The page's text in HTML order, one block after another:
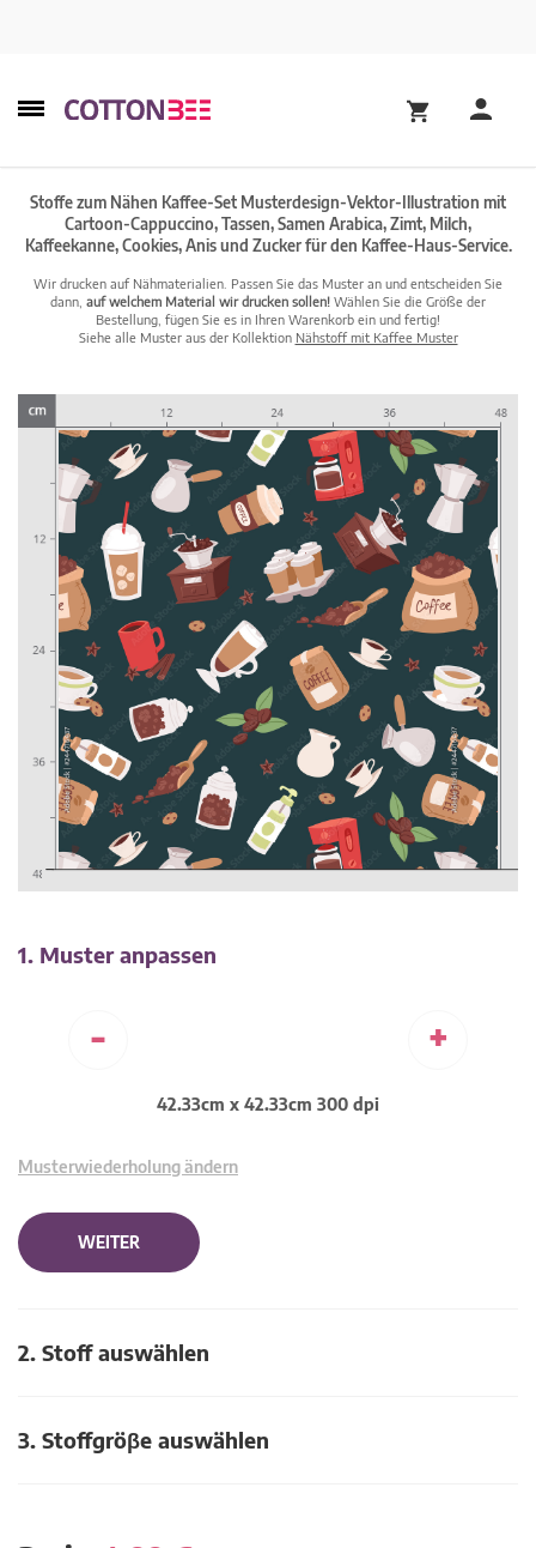
Stoffe zum Nähen Kaffee-Set Musterdesign-Vektor-Illustration mit
Cartoon-Cappuccino, Tassen, Samen Arabica, Zimt, Milch,
Kaffeekanne, Cookies, Anis und Zucker für den Kaffee-Haus-Service.
Wir drucken auf Nähmaterialien. Passen Sie das Muster an und entscheiden Sie
dann, auf welchem Material wir drucken sollen! Wählen Sie die Größe der
Bestellung, fügen Sie es in Ihren Warenkorb ein und fertig!
Siehe alle Muster aus der Kollektion Nähstoff mit Kaffee Muster
1. Muster anpassen
- +
42.33cm x 42.33cm 300 dpi
Musterwiederholung ändern
WEITER
2. Stoff auswählen
3. Stoffgröβe auswählen